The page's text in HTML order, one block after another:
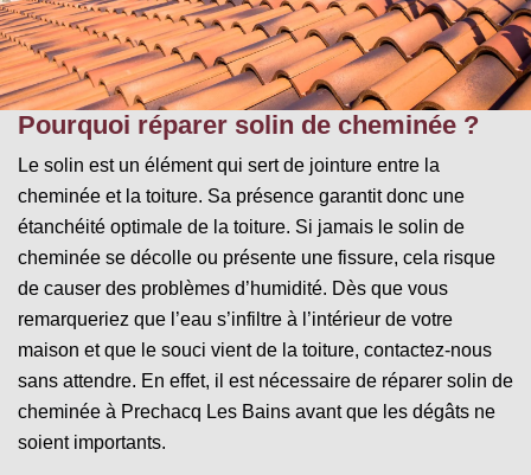
Pourquoi réparer solin de cheminée ?
Le solin est un élément qui sert de jointure entre la
cheminée et la toiture. Sa présence garantit donc une
étanchéité optimale de la toiture. Si jamais le solin de
cheminée se décolle ou présente une fissure, cela risque
de causer des problèmes d’humidité. Dès que vous
remarqueriez que l’eau s’infiltre à l’intérieur de votre
maison et que le souci vient de la toiture, contactez-nous
sans attendre. En effet, il est nécessaire de réparer solin de
cheminée à Prechacq Les Bains avant que les dégâts ne
soient importants.